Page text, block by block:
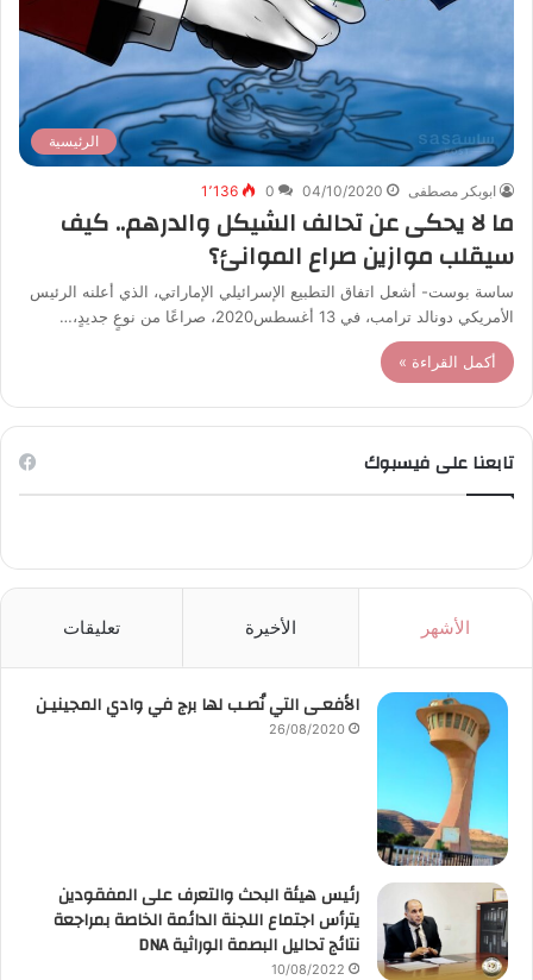
الرئيسية
ابوبكر مصطفى 04/10/2020
0 1٬136
ما لا يحكى عن تحالف الشيكل والدرهم.. كيف
سيقلب موازين صراع الموانئ؟
ساسة بوست- أشعل اتفاق التطبيع الإسرائيلي الإماراتي، الذي أعلنه الرئيس
الأمريكي دونالد ترامب، في 13 أغسطس2020، صراعًا من نوعٍ جديدٍ،…
أكمل القراءة »
تابعنا على فيسبوك
الأشهر الأخيرة تعليقات
الأفعـى التي نُصـب لها برج في وادي المجينيـن
26/08/2020
رئيس هيئة البحث والتعرف على المفقودين
يترأس اجتماع اللجنة الدائمة الخاصة بمراجعة
نتائج تحاليل البصمة الوراثية DNA
10/08/2022